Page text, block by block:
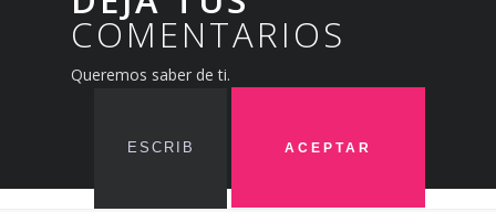
COMENTARIOS
Queremos saber de ti.